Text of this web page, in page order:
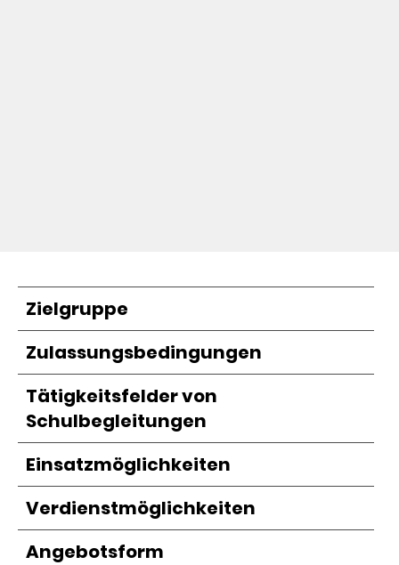
Zielgruppe
Zulassungsbedingungen
Tätigkeitsfelder von
Schulbegleitungen
Einsatzmöglichkeiten
Verdienstmöglichkeiten
Angebotsform